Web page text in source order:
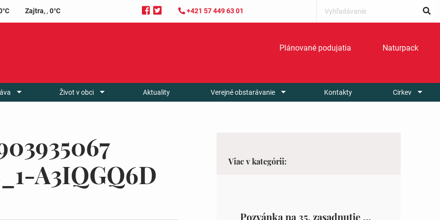
Zajtra,, 0°C +421 57 449 63 01
Plánované podujatia Naturpack
Život v obci Aktuality Verejné obstarávanie Kontakty Cirkev
A3IQGQ6D
Viac v kategórii:
Pozvánka na 35. zasadnutie OZ v Zámutove